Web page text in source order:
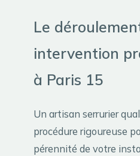
Le
intervention
à Paris 15
Un artisan serrurier
procédure rigoureuse
pérennité de votre